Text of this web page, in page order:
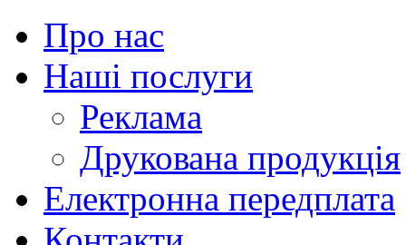
Про нас
Наші послуги
Реклама
Друкована продукція
Електронна передплата